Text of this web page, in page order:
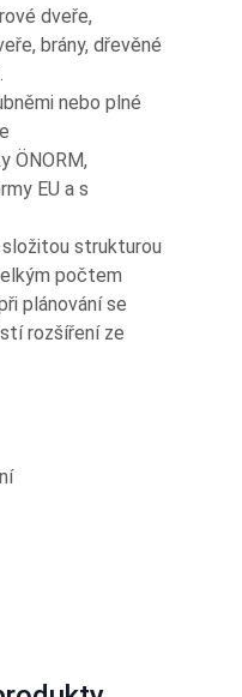
dveře,
brány, dřevěné
nebo plné
ÖNORM,
EU a s
strukturou
počtem
plánování se
rozšíření ze